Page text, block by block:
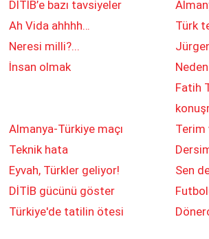
DİTİB’e bazı tavsiyeler
Ah Vida ahhhh…
Türk
Neresi milli?...
İnsan olmak
Fatih
Almanya-Türkiye maçı
Terim
Teknik hata
Eyvah, Türkler geliyor!
Sen
DİTİB gücünü göster
Türkiye'de tatilin ötesi